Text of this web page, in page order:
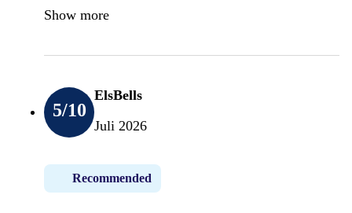
Show more
5/10
ElsBells
Juli 2026
Recommended